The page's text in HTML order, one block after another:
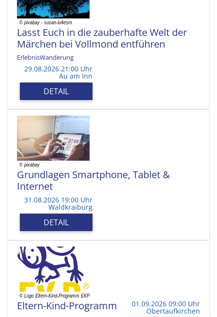
Lasst Euch in die zauberhafte Welt der
Märchen bei Vollmond entführen
ErlebnisWanderung
29.08.2026 21:00 Uhr
Au am Inn
DETAIL
Grundlagen Smartphone, Tablet &
Internet
31.08.2026 19:00 Uhr
Waldkraiburg
DETAIL
Eltern-Kind-Programm 01.09.2026 09:00 Uhr
Obertaufkirchen